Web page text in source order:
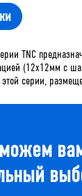
TNC
(12х12мм с
серии,